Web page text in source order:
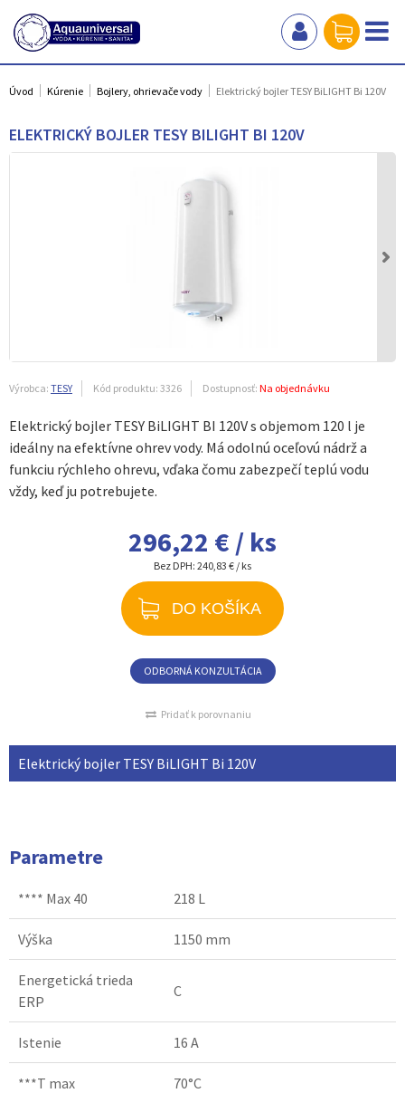
Úvod Kúrenie Bojlery, ohrievače vody Elektrický bojler TESY BiLIGHT Bi 120V
ELEKTRICKÝ BOJLER TESY BILIGHT BI 120V
Výrobca: TESY Kód produktu: 3326 Dostupnosť: Na objednávku
Elektrický bojler TESY BiLIGHT BI 120V s objemom 120 l je
ideálny na efektívne ohrev vody. Má odolnú oceľovú nádrž a
funkciu rýchleho ohrevu, vďaka čomu zabezpečí teplú vodu
vždy, keď ju potrebujete.
296,22 € / ks
Bez DPH: 240,83 € / ks
DO KOŠÍKA
ODBORNÁ KONZULTÁCIA
Pridať k porovnaniu
Elektrický bojler TESY BiLIGHT Bi 120V
Parametre
**** Max 40 218 L
Výška 1150 mm
Energetická trieda
ERP
C
Istenie 16 A
***T max 70°C